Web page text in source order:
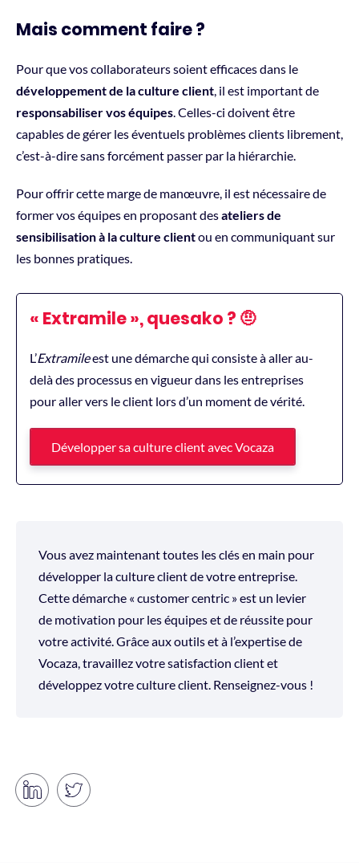
Mais comment faire ?
Pour que vos collaborateurs soient efficaces dans le
développement de la culture client, il est important de
responsabiliser vos équipes. Celles-ci doivent être
capables de gérer les éventuels problèmes clients librement,
c’est-à-dire sans forcément passer par la hiérarchie.
Pour offrir cette marge de manœuvre, il est nécessaire de
former vos équipes en proposant desateliers de
sensibilisation à la culture clientou en communiquant sur
les bonnes pratiques.
« Extramile », quesako ? 🤨
L’Extramileest une démarche qui consiste à aller au-
delà des processus en vigueur dans les entreprises
pour aller vers le client lors d’un moment de vérité.
Développer sa culture client avec Vocaza
Vous avez maintenant toutes les clés en main pour
développer la culture client de votre entreprise.
Cette démarche « customer centric » est un levier
de motivation pour les équipes et de réussite pour
votre activité. Grâce aux outils et à l’expertise de
Vocaza, travaillez votre satisfaction client et
développez votre culture client. Renseignez-vous !